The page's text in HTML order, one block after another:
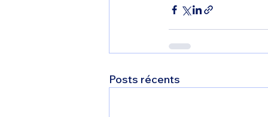
Posts récents